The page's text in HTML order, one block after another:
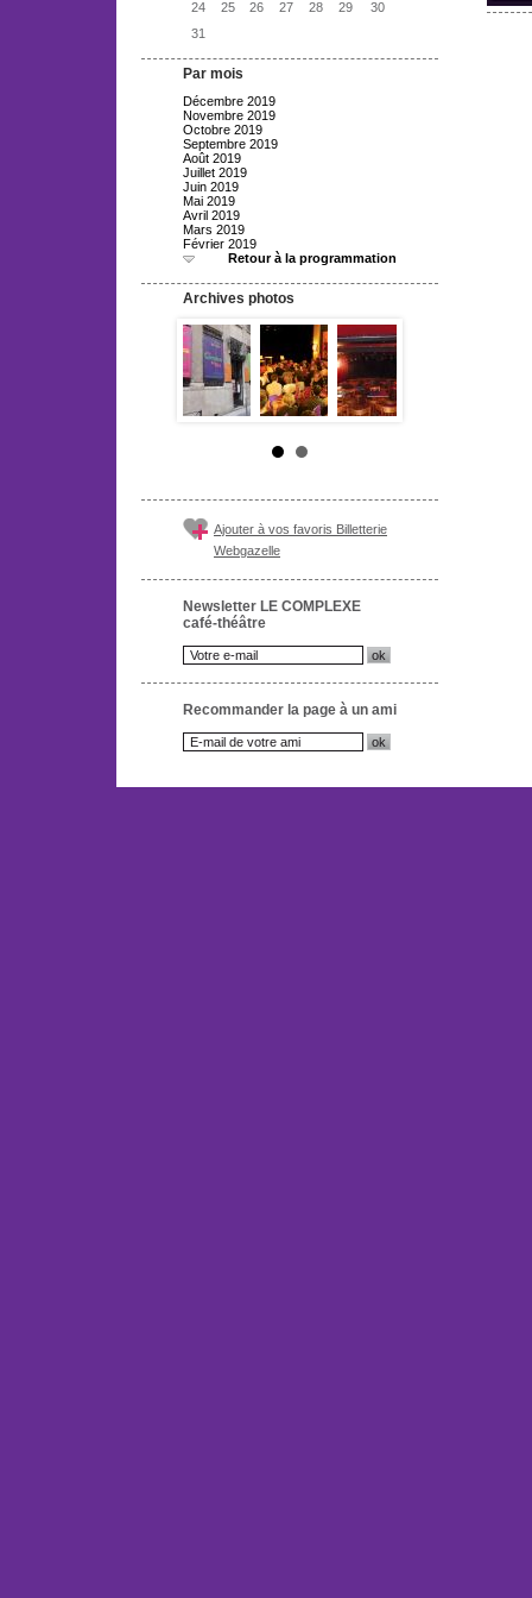
24
25 26 27 28 29
30
31
Par mois
Décembre 2019
Novembre 2019
Octobre 2019
Septembre 2019
Août 2019
Juillet 2019
Juin 2019
Mai 2019
Avril 2019
Mars 2019
Février 2019
Retour à la programmation
Archives photos
Ajouter à vos favoris Billetterie
Webgazelle
Newsletter LE COMPLEXE
café-théâtre
Recommander la page à un ami